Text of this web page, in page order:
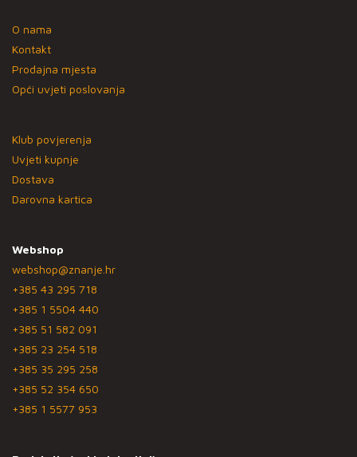
O nama
Kontakt
Prodajna mjesta
Opći uvjeti poslovanja
Klub povjerenja
Uvjeti kupnje
Dostava
Darovna kartica
Webshop
webshop@znanje.hr
+385 43 295 718
+385 1 5504 440
+385 51 582 091
+385 23 254 518
+385 35 295 258
+385 52 354 650
+385 1 5577 953